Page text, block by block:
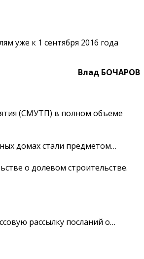
уже к 1 сентября 2016 года
Влад БОЧАРОВ
(СМУТП) в полном объеме
домах стали предметом…
о долевом строительстве.
рассылку посланий о…